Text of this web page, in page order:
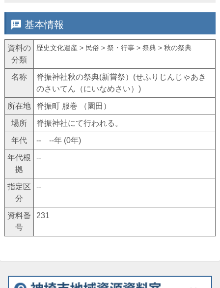
speaker_notes 基本情報
資料の
分類
歴史文化遺産 > 民俗 > 祭・行事 > 祭典 > 秋の祭典
名称
脊振神社秋の祭典(新嘗祭）(せふりじんじゃあき
のさいてん（にいなめさい）)
所在地 脊振町 服巻 （園田）
場所 脊振神社にて行われる。
年代 -- --年 (0年)
年代根
拠
--
指定区
分
--
資料番
号
231